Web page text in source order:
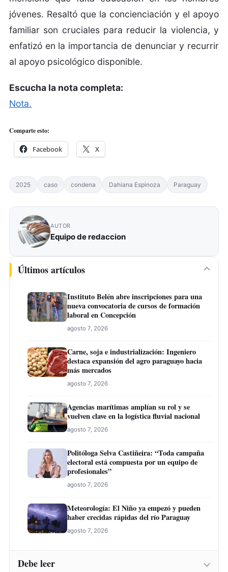
jóvenes. Resaltó que la concienciación y el apoyo
familiar son cruciales para reducir la violencia, y
enfatizó en la importancia de denunciar y recurrir
al apoyo psicológico disponible.
Escucha la nota completa:
Nota.
Comparte esto:
Facebook X
2025 caso condena Dahiana Espinoza Paraguay
AUTOR
Equipo de redaccion
Últimos artículos
Instituto Belén abre inscripciones para una
nueva convocatoria de cursos de formación
laboral en Concepción
agosto 7, 2026
Carne, soja e industrialización: Ingeniero
destaca expansión del agro paraguayo hacia
más mercados
agosto 7, 2026
Agencias marítimas amplían su rol y se
vuelven clave en la logística fluvial nacional
agosto 7, 2026
Politóloga Selva Castiñeira: “Toda campaña
electoral está compuesta por un equipo de
profesionales”
agosto 7, 2026
Meteorología: El Niño ya empezó y pueden
haber crecidas rápidas del río Paraguay
agosto 7, 2026
Debe leer